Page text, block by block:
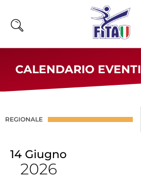
News
Atleti
Atleti Combattimento
CALENDARIO EVENTI
REGIONALE
14 Giugno
2026